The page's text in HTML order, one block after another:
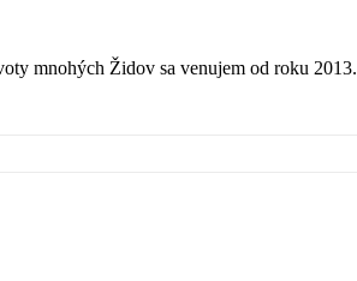
mnohých Židov sa venujem od roku 2013.